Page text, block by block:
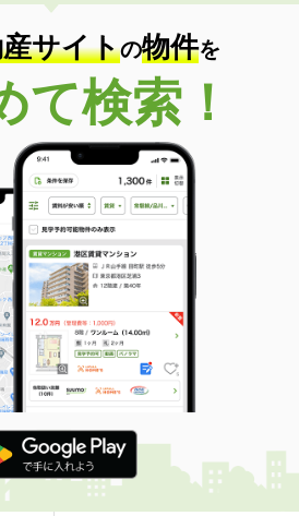
67.23m²
2LDK
6.70万円
滋賀県甲賀市水口町八光
23.18m²
1K
四十九院
4万円
滋賀県犬上郡豊郷町大字四十九院
23.18m²
1K
6万円
滋賀県大津市別保１丁目
サイトの物件を
て検索！